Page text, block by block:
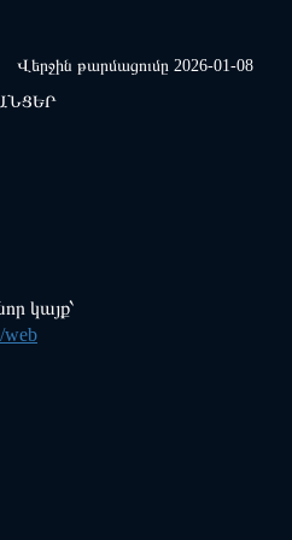
Վերջին թարմացումը 2026-01-08
կայք՝
web